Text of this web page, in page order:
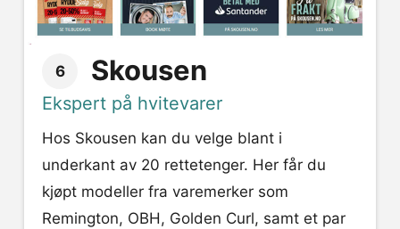
6 Skousen
Ekspert på hvitevarer
Hos Skousen kan du velge blant i
underkant av 20 rettetenger. Her får du
kjøpt modeller fra varemerker som
Remington, OBH, Golden Curl, samt et par